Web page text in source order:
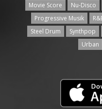
Movie Score
Nu-Disco
Progressive Musik
Steel Drum
Synthpop
Urban